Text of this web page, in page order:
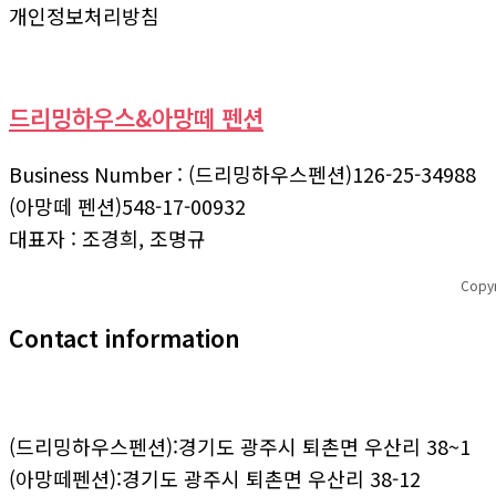
개인정보처리방침
드리밍하우스&아망떼 펜션
Business Number : (드리밍하우스펜션)126-25-34988
(아망떼 펜션)548-17-00932
대표자 : 조경희, 조명규
Contact information
(드리밍하우스펜션):경기도 광주시 퇴촌면 우산리 38~1
(아망떼펜션):경기도 광주시 퇴촌면 우산리 38-12